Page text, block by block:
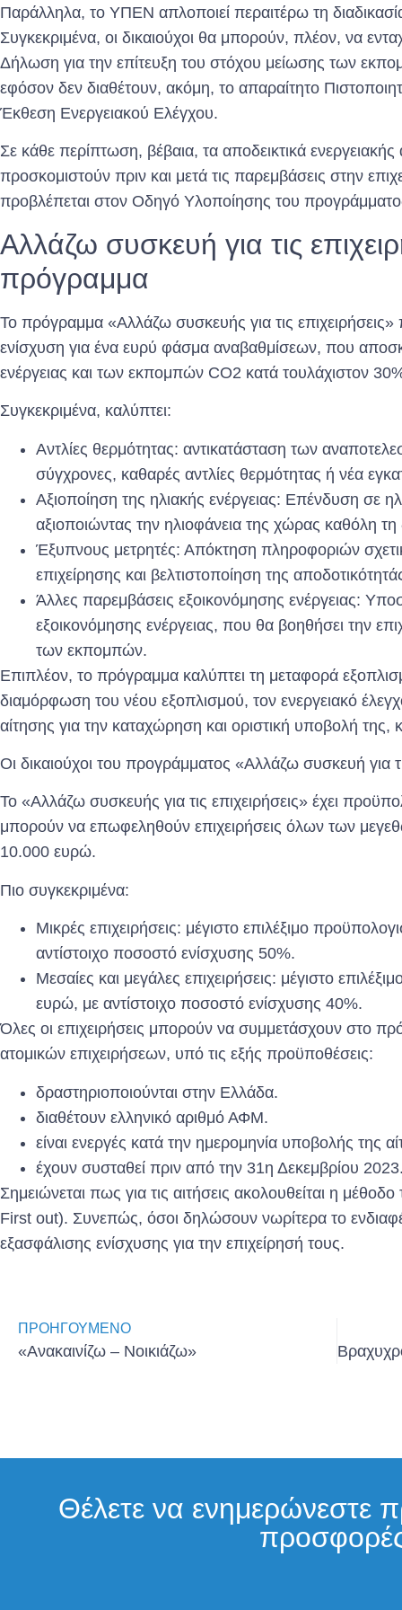
Παράλληλα, το ΥΠΕΝ απλοποιεί περαιτέρω τη
Συγκεκριμένα, οι δικαιούχοι θα μπορούν, πλέον, να
Δήλωση για την επίτευξη του στόχου μείωσης των
εφόσον δεν διαθέτουν, ακόμη, το απαραίτητο
Έκθεση Ενεργειακού Ελέγχου.
Σε κάθε περίπτωση, βέβαια, τα αποδεικτικά
προσκομιστούν πριν και μετά τις παρεμβάσεις στην
προβλέπεται στον Οδηγό Υλοποίησης του
Αλλάζω συσκευή για τις
πρόγραμμα
Το πρόγραμμα «Αλλάζω συσκευής για τις επιχειρήσεις»
ενίσχυση για ένα ευρύ φάσμα αναβαθμίσεων, που
ενέργειας και των εκπομπών CO2 κατά τουλάχιστον
Συγκεκριμένα, καλύπτει:
Αντλίες θερμότητας: αντικατάσταση των
σύγχρονες, καθαρές αντλίες θερμότητας ή νέα
Αξιοποίηση της ηλιακής ενέργειας: Επένδυση σε
αξιοποιώντας την ηλιοφάνεια της χώρας καθόλη τη
Έξυπνους μετρητές: Απόκτηση πληροφοριών
επιχείρησης και βελτιστοποίηση της
Άλλες παρεμβάσεις εξοικονόμησης ενέργειας:
εξοικονόμησης ενέργειας, που θα βοηθήσει την
των εκπομπών.
Επιπλέον, το πρόγραμμα καλύπτει τη μεταφορά
διαμόρφωση του νέου εξοπλισμού, τον ενεργειακό
αίτησης για την καταχώρηση και οριστική υποβολή της,
Οι δικαιούχοι του προγράμματος «Αλλάζω συσκευή για
Το «Αλλάζω συσκευής για τις επιχειρήσεις» έχει
μπορούν να επωφεληθούν επιχειρήσεις όλων των
10.000 ευρώ.
Πιο συγκεκριμένα:
Μικρές επιχειρήσεις: μέγιστο επιλέξιμο
αντίστοιχο ποσοστό ενίσχυσης 50%.
Μεσαίες και μεγάλες επιχειρήσεις: μέγιστο
ευρώ, με αντίστοιχο ποσοστό ενίσχυσης 40%.
Όλες οι επιχειρήσεις μπορούν να συμμετάσχουν στο
ατομικών επιχειρήσεων, υπό τις εξής προϋποθέσεις:
δραστηριοποιούνται στην Ελλάδα.
διαθέτουν ελληνικό αριθμό ΑΦΜ.
είναι ενεργές κατά την ημερομηνία υποβολής της
έχουν συσταθεί πριν από την 31η Δεκεμβρίου
Σημειώνεται πως για τις αιτήσεις ακολουθείται η
First out). Συνεπώς, όσοι δηλώσουν νωρίτερα το
εξασφάλισης ενίσχυσης για την επιχείρησή τους.
ΠΡΟΗΓΟΎΜΕΝΟ
«Ανακαινίζω – Νοικιάζω»
Θέλετε να ενημερώνεστε